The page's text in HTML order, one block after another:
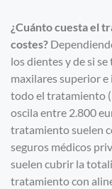
¿Cuánto cuesta el
costes?
los dientes y de si
maxilares superior
todo el tratamiento
oscila entre 2.800
tratamiento suelen
seguros médicos
suelen cubrir la
tratamiento con